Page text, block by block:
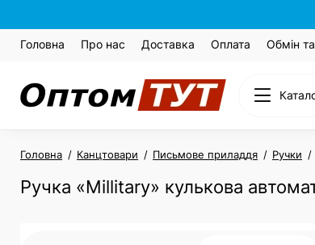
Головна Про нас Доставка Оплата Обмін
Головна Канцтовари Письмове приладдя Ручки
Ручка «Millitary» кулькова